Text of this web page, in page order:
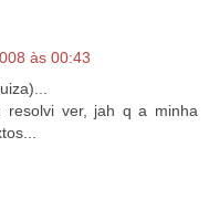
às 00:43
resolvi ver, jah q a minha